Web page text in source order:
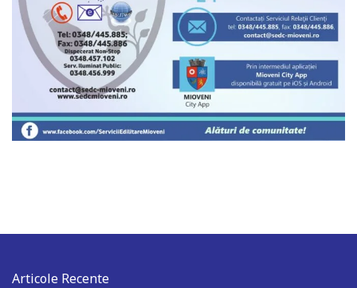
Articole Recente